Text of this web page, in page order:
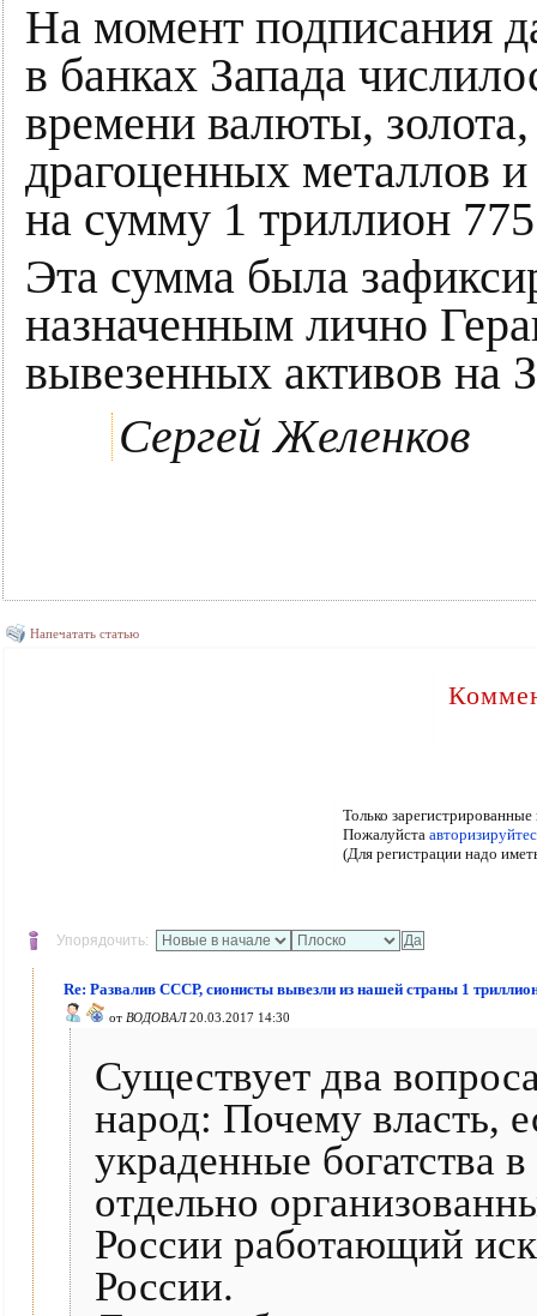
На момент подписания
в банках Запада
времени валюты,
драгоценных металлов
на сумму 1 триллион
Эта сумма была
назначенным лично
вывезенных активов на
Сергей Желенков
Напечатать статью
Только
Пожалуйста
(Для регистрации надо
Упорядочить:
Re: Развалив СССР, сионисты вывезли из нашей страны 1
от ВОДОВАЛ20.03.2017 14:30
Существует два
народ: Почему власть,
украденные богатства
отдельно
России работающий
России.